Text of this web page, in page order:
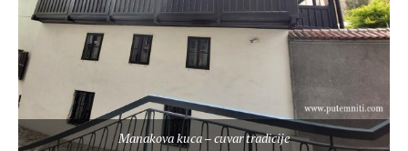
Manakova kuca – cuvar tradicije